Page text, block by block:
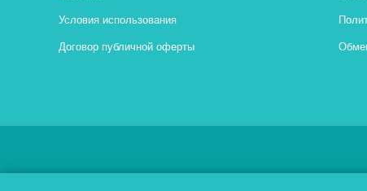
Условия использования
Договор публичной оферты